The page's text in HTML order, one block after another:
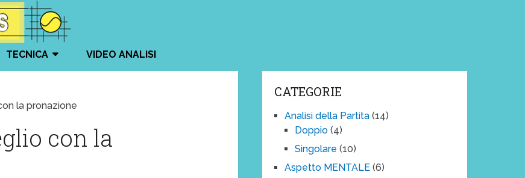
TECNICA VIDEO ANALISI
la pronazione
con la
CATEGORIE
Analisi della Partita (14)
Doppio (4)
Singolare (10)
Aspetto MENTALE (6)